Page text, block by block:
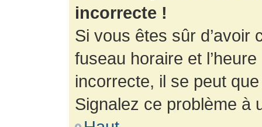
incorrecte !
Si vous êtes sûr d’avoir
fuseau horaire et
incorrecte, il se peut
Signalez ce problème à